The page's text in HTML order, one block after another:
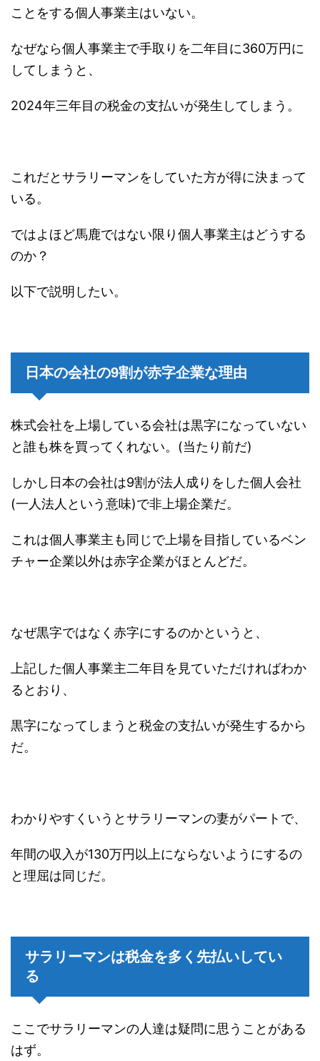
ことをする個人事業主はいない。
なぜなら個人事業主で手取りを二年目に360万円に
してしまうと、
2024年三年目の税金の支払いが発生してしまう。
これだとサラリーマンをしていた方が得に決まって
いる。
ではよほど馬鹿ではない限り個人事業主はどうする
のか？
以下で説明したい。
日本の会社の9割が赤字企業な理由
株式会社を上場している会社は黒字になっていない
と誰も株を買ってくれない。(当たり前だ)
しかし日本の会社は9割が法人成りをした個人会社
(一人法人という意味)で非上場企業だ。
これは個人事業主も同じで上場を目指しているベン
チャー企業以外は赤字企業がほとんどだ。
なぜ黒字ではなく赤字にするのかというと、
上記した個人事業主二年目を見ていただければわか
るとおり、
黒字になってしまうと税金の支払いが発生するから
だ。
わかりやすくいうとサラリーマンの妻がパートで、
年間の収入が130万円以上にならないようにするの
と理屈は同じだ。
サラリーマンは税金を多く先払いしてい
る
ここでサラリーマンの人達は疑問に思うことがある
はず。